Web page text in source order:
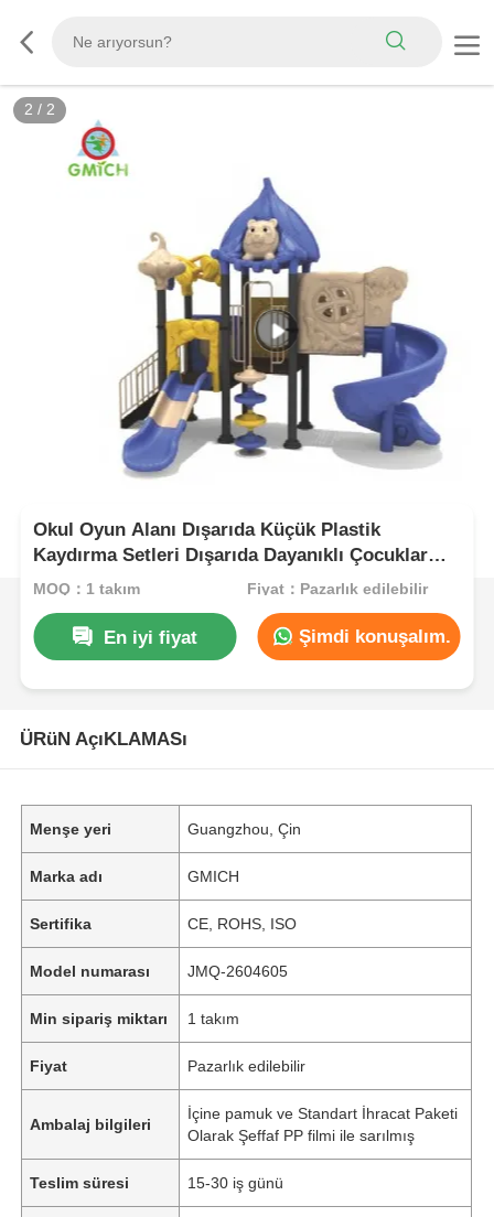
2 / 2
Okul Oyun Alanı Dışarıda Küçük Plastik
Kaydırma Setleri Dışarıda Dayanıklı Çocuklar
Parkı Eğlence Oyun Ekipmanı Profesyonel Oyun
MOQ：1 takım Fiyat：Pazarlık edilebilir
En iyi fiyat Şimdi konuşalım.
ÜRüN AçıKLAMASı
Menşe yeri Guangzhou, Çin
Marka adı GMICH
Sertifika CE, ROHS, ISO
Model numarası JMQ-2604605
Min sipariş miktarı 1 takım
Fiyat Pazarlık edilebilir
Ambalaj bilgileri
İçine pamuk ve Standart İhracat Paketi
Olarak Şeffaf PP filmi ile sarılmış
Teslim süresi 15-30 iş günü